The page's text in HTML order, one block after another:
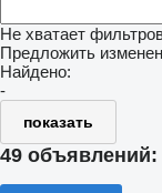
Не хватает
Предложить
Найдено:
-
показать
49 объявлений: